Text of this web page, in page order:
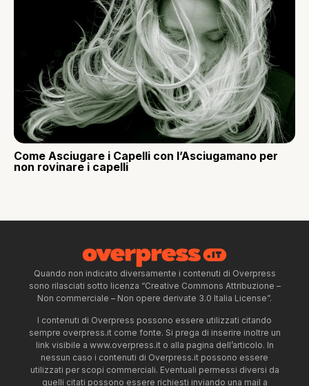
Come Asciugare i Capelli con l’Asciugamano per
non rovinare i capelli
Quando non indicato diversamente i contenuti di Overpress
sono rilasciati sotto licenza “Creative Commons Attribuzione –
Non commerciale – Non opere derivate 3.0 Italia License”.
I contenuti di Overpress possono essere utilizzati citando
sempre overpress.it come fonte. Si prega di inserire inoltre un
link visibile a www.overpress.it o alla pagina dell’articolo. In
nessun caso i contenuti di Overpress.it possono essere
utilizzati per scopi commerciali. Eventuali permessi diversi da
quelli citati possono essere richiesti inviando una mail a